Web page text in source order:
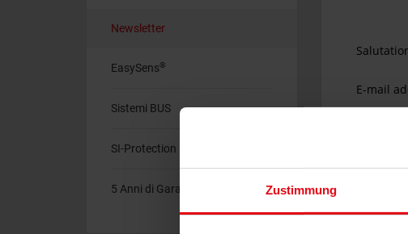
Zustimmung
Newsletter
EasySens®
Sistemi BUS
SI-Protection
5 Anni di Garanzia